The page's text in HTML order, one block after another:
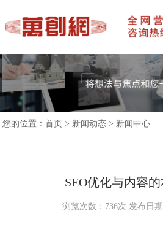
您的位置：首页 > 新闻动态 > 新闻中心
SEO优化与内容
浏览次数：736次 发布日